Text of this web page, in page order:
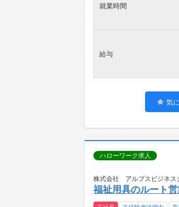
就業時間
給与
気
ハローワーク求人
株式会社 アルプスビジネス
福祉用具のルート